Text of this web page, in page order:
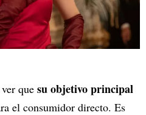
que su objetivo principal
el consumidor directo. Es